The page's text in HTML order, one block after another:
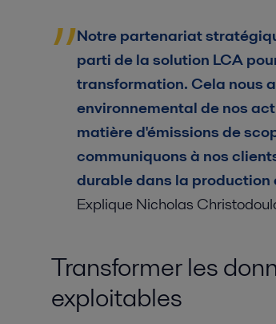
Notre partenariat
parti de la solution LCA
transformation. Cela nous
environnemental de nos
matière d'émissions de
communiquons à nos
durable dans la production
Explique Nicholas
Transformer les
exploitables